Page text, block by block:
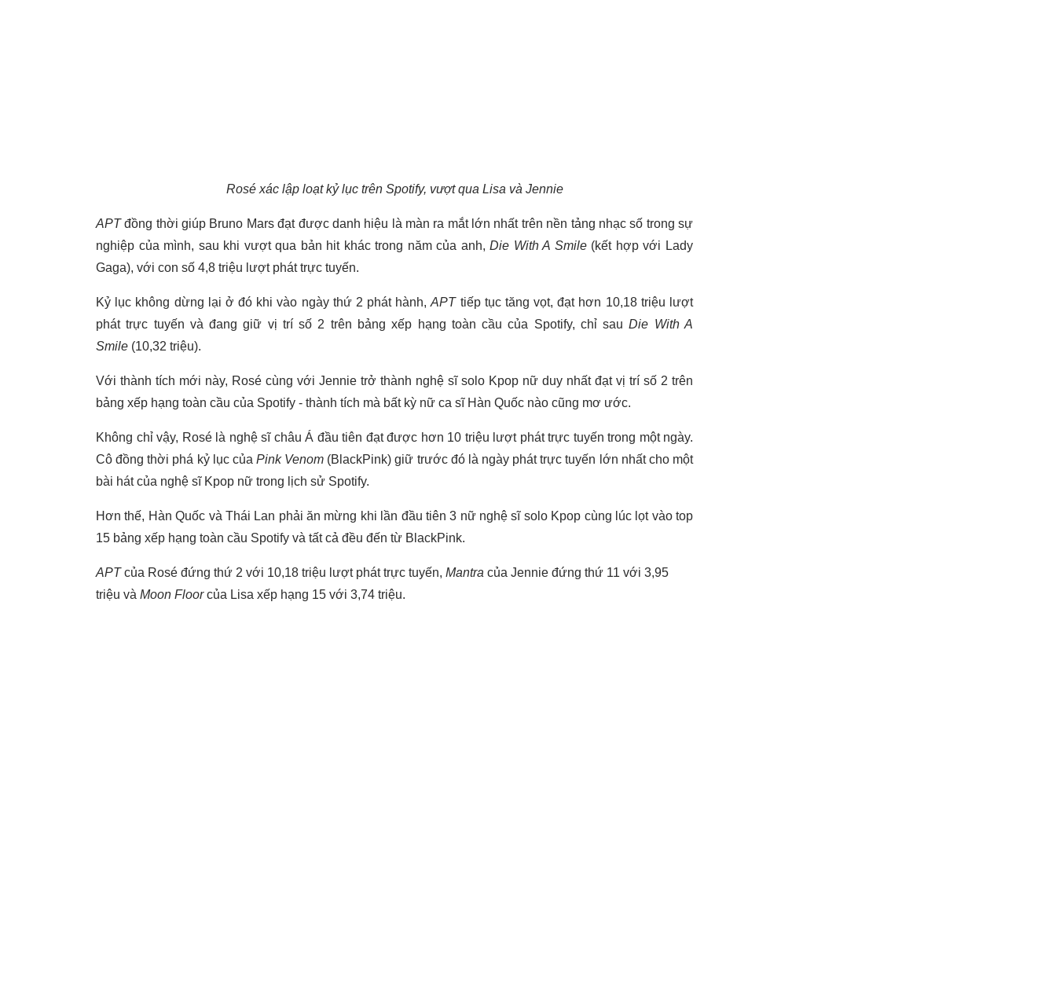
Rosé xác lập loạt kỷ lục trên Spotify, vượt qua Lisa và Jennie
APTđồng thời giúp Bruno Mars đạt được danh hiệu là màn ra mắt lớn nhất trên nền tảng nhạc số trong sự
nghiệp của mình, sau khi vượt qua bản hit khác trong năm của anh,Die With A Smile(kết hợp với Lady
Gaga), với con số 4,8 triệu lượt phát trực tuyến.
Kỷ lục không dừng lại ở đó khi vào ngày thứ 2 phát hành,APTtiếp tục tăng vọt, đạt hơn 10,18 triệu lượt
phát trực tuyến và đang giữ vị trí số 2 trên bảng xếp hạng toàn cầu của Spotify, chỉ sauDie With A
Smile (10,32 triệu).
Với thành tích mới này, Rosé cùng với Jennie trở thành nghệ sĩ solo Kpop nữ duy nhất đạt vị trí số 2 trên
bảng xếp hạng toàn cầu của Spotify - thành tích mà bất kỳ nữ ca sĩ Hàn Quốc nào cũng mơ ước.
Không chỉ vậy, Rosé là nghệ sĩ châu Á đầu tiên đạt được hơn 10 triệu lượt phát trực tuyến trong một ngày.
Cô đồng thời phá kỷ lục của Pink Venom (BlackPink) giữ trước đó là ngày phát trực tuyến lớn nhất cho một
bài hát của nghệ sĩ Kpop nữ trong lịch sử Spotify.
Hơn thế, Hàn Quốc và Thái Lan phải ăn mừng khi lần đầu tiên 3 nữ nghệ sĩ solo Kpop cùng lúc lọt vào top
15 bảng xếp hạng toàn cầu Spotify và tất cả đều đến từ BlackPink.
APTcủa Rosé đứng thứ 2 với 10,18 triệu lượt phát trực tuyến, Mantra của Jennie đứng thứ 11 với 3,95
triệu và Moon Floorcủa Lisa xếp hạng 15 với 3,74 triệu.